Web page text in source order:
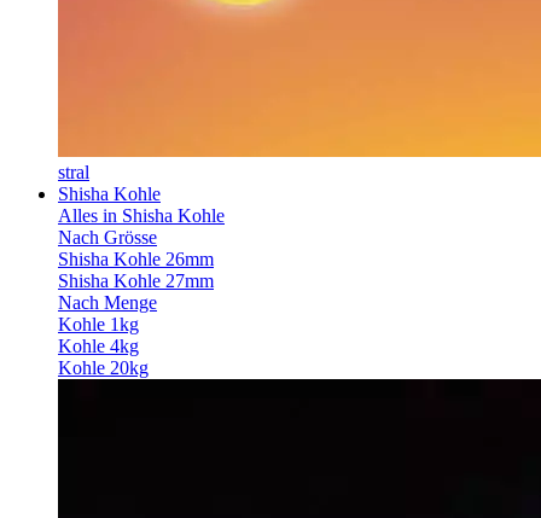
stral
Shisha Kohle
Alles in Shisha Kohle
Nach Grösse
Shisha Kohle 26mm
Shisha Kohle 27mm
Nach Menge
Kohle 1kg
Kohle 4kg
Kohle 20kg